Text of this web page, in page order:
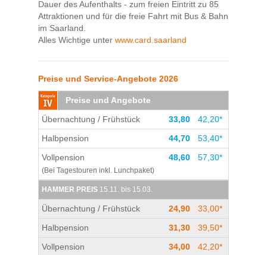
Dauer des Aufenthalts - zum freien Eintritt zu 85
Attraktionen und für die freie Fahrt mit Bus & Bahn
im Saarland.
Alles Wichtige unter www.card.saarland
Preise und Service-Angebote 2026
Preise und Angebote
Übernachtung / Frühstück
33,80
42,20*
Halbpension
44,70
53,40*
Vollpension
(Bei Tagestouren inkl. Lunchpaket)
48,60 57,30*
HAMMER PREIS 15.11. bis 15.03.
Übernachtung / Frühstück 24,90
33,00*
Halbpension
31,30
39,50*
Vollpension
34,00 42,20*